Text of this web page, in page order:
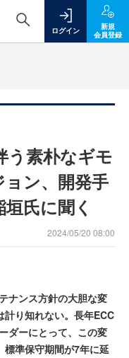
ログイン
新規
会員登録
う素朴なギモ
ン、開発手
氏に聞く
2024/05/20 08:00
ナンス方針の大胆な変
り知れない。長年ECC
ダーにとって、この変
標準保守期間が7年に延